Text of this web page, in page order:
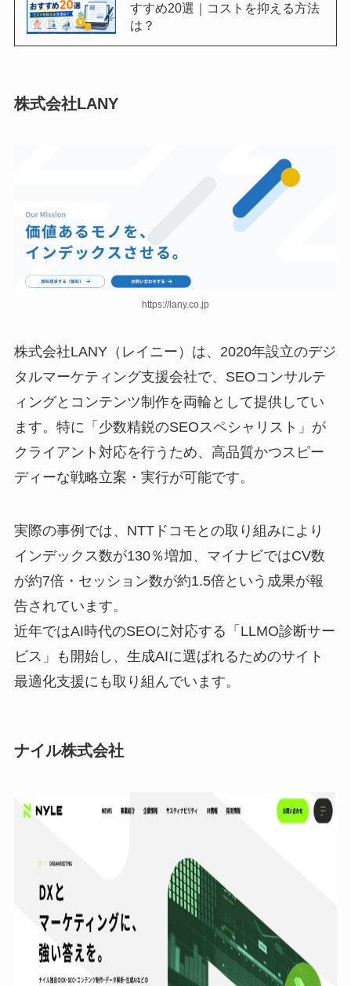
すすめ20選｜コストを抑える方法
は？
株式会社LANY
https://lany.co.jp
株式会社LANY（レイニー）は、2020年設立のデジ
タルマーケティング支援会社で、SEOコンサルテ
ィングとコンテンツ制作を両輪として提供してい
ます。特に「少数精鋭のSEOスペシャリスト」が
クライアント対応を行うため、高品質かつスピー
ディーな戦略立案・実行が可能です。
実際の事例では、NTTドコモとの取り組みにより
インデックス数が130％増加、マイナビではCV数
が約7倍・セッション数が約1.5倍という成果が報
告されています。
近年ではAI時代のSEOに対応する「LLMO診断サー
ビス」も開始し、生成AIに選ばれるためのサイト
最適化支援にも取り組んでいます。
ナイル株式会社